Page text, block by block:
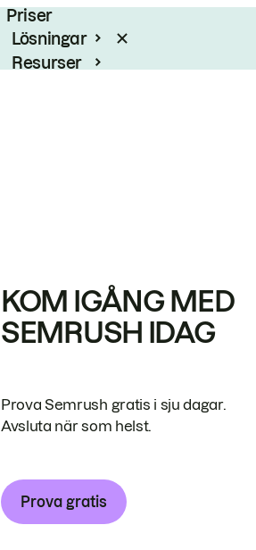
Priser
Lösningar
Resurser
KOM IGÅNG MED
SEMRUSH IDAG
Prova Semrush gratis i sju dagar.
Avsluta när som helst.
Prova gratis